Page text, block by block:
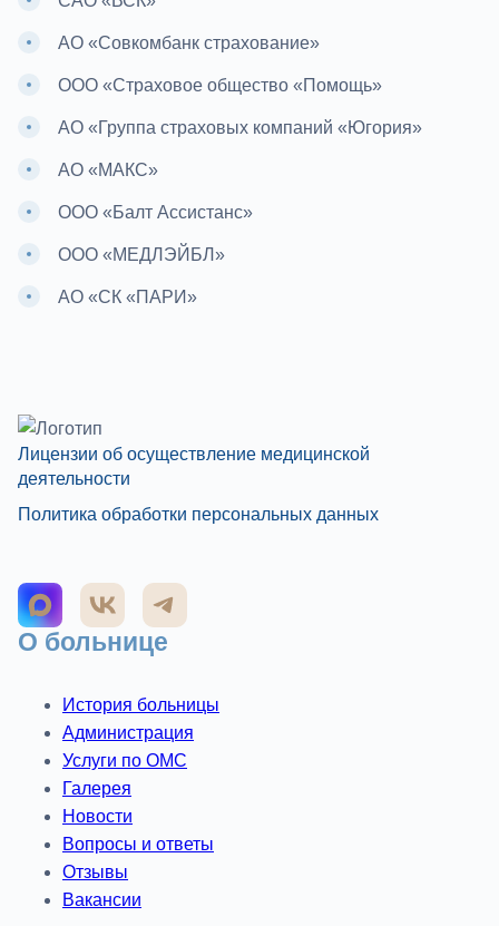
АО «Совкомбанк страхование»
ООО «Страховое общество «Помощь»
АО «Группа страховых компаний «Югория»
АО «МАКС»
ООО «Балт Ассистанс»
ООО «МЕДЛЭЙБЛ»
АО «СК «ПАРИ»
Лицензии об осуществление медицинской
деятельности
Политика обработки персональных данных
О больнице
История больницы
Администрация
Услуги по ОМС
Галерея
Новости
Вопросы и ответы
Отзывы
Вакансии